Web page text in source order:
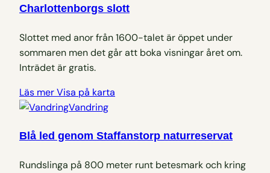
Charlottenborgs slott
Slottet med anor från 1600-talet är öppet under
sommaren men det går att boka visningar året om.
Inträdet är gratis.
Läs merVisa på karta
Vandring
Blå led genom Staffanstorp naturreservat
Rundslinga på 800 meter runt betesmark och kring